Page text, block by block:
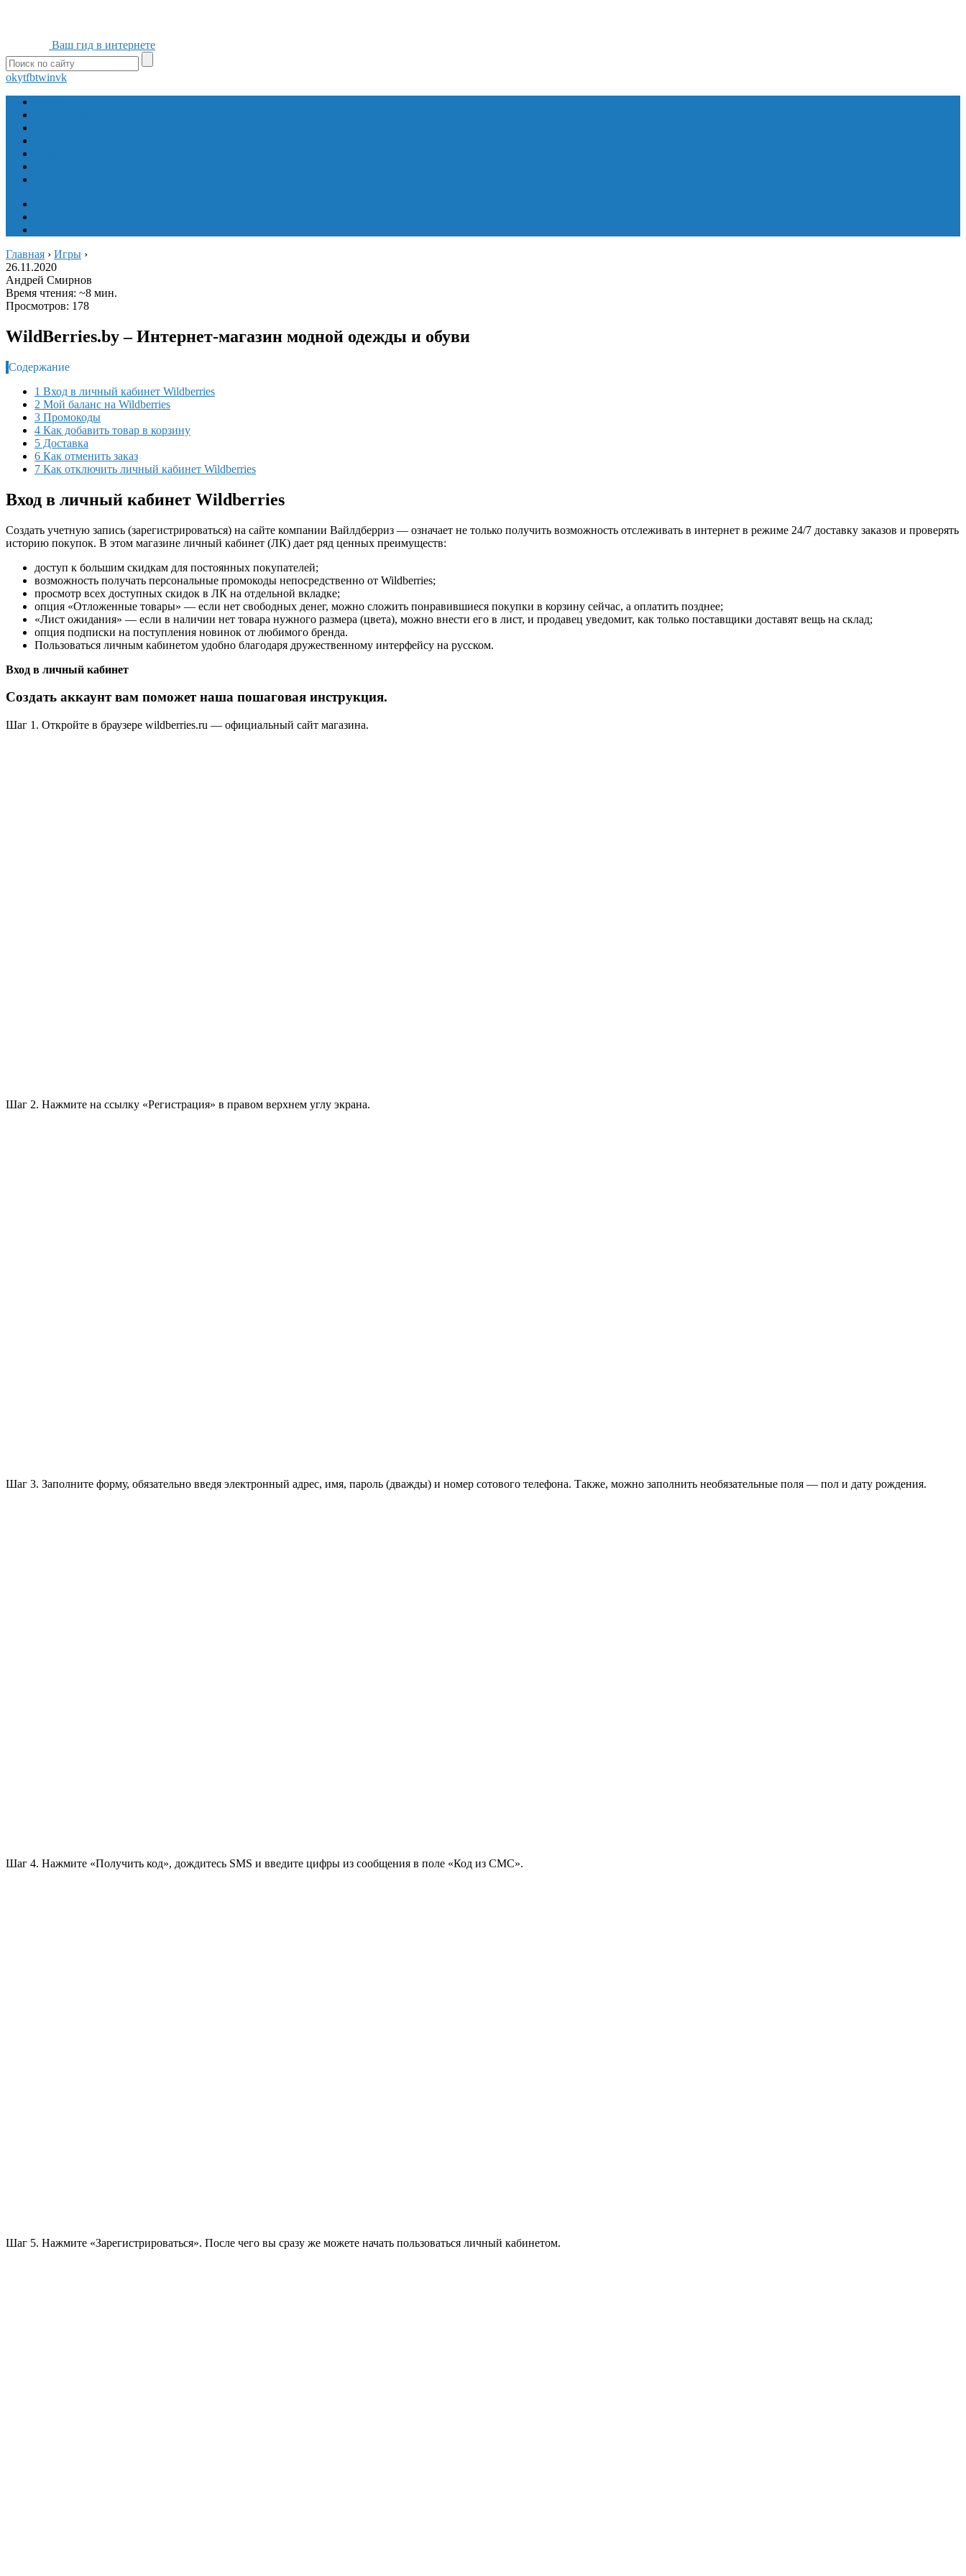
Ваш гид в интернете
okytfbtwinvk
Главная › Игры ›
26.11.2020
Андрей Смирнов
Время чтения: ~8 мин.
Просмотров: 178
WildBerries.by – Интернет-магазин модной одежды и обуви
Содержание
1 Вход в личный кабинет Wildberries
2 Мой баланс на Wildberries
3 Промокоды
4 Как добавить товар в корзину
5 Доставка
6 Как отменить заказ
7 Как отключить личный кабинет Wildberries
Вход в личный кабинет Wildberries
Создать учетную запись (зарегистрироваться) на сайте компании Вайлдберриз — означает не только получить возможность отслеживать в интернет в режиме 24/7 доставку заказов и проверять
историю покупок. В этом магазине личный кабинет (ЛК) дает ряд ценных преимуществ:
доступ к большим скидкам для постоянных покупателей;
возможность получать персональные промокоды непосредственно от Wildberries;
просмотр всех доступных скидок в ЛК на отдельной вкладке;
опция «Отложенные товары» — если нет свободных денег, можно сложить понравившиеся покупки в корзину сейчас, а оплатить позднее;
«Лист ожидания» — если в наличии нет товара нужного размера (цвета), можно внести его в лист, и продавец уведомит, как только поставщики доставят вещь на склад;
опция подписки на поступления новинок от любимого бренда.
Пользоваться личным кабинетом удобно благодаря дружественному интерфейсу на русском.
Вход в личный кабинет
Создать аккаунт вам поможет наша пошаговая инструкция.
Шаг 1. Откройте в браузере wildberries.ru — официальный сайт магазина.
Шаг 2. Нажмите на ссылку «Регистрация» в правом верхнем углу экрана.
Шаг 3. Заполните форму, обязательно введя электронный адрес, имя, пароль (дважды) и номер сотового телефона. Также, можно заполнить необязательные поля — пол и дату рождения.
Шаг 4. Нажмите «Получить код», дождитесь SMS и введите цифры из сообщения в поле «Код из СМС».
Шаг 5. Нажмите «Зарегистрироваться». После чего вы сразу же можете начать пользоваться личный кабинетом.